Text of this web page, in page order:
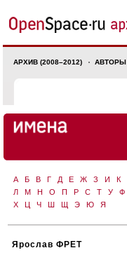
АРХИВ (2008–2012) АВТОРЫ
А Б В Г Д Е Ж З И
К
Л
М Н О П Р С Т У
Ф
Х
Ц Ч Ш Щ Э Ю Я
Ярослав ФРЕТ